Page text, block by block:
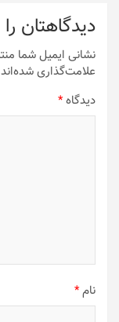
دیدگاهتان
نشانی ایمیل شما
علامت‌گذاری شده‌اند
دیدگاه*
نام*